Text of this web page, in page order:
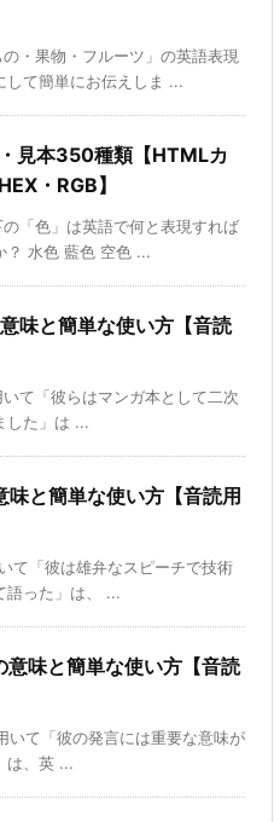
・果物・フルーツ」の英語表現
して簡単にお伝えしま ...
見本350種類【HTMLカ
・RGB】
「色」は英語で何と表現すれば
？ 水色 藍色 空色 ...
味と簡単な使い方【音読
て「彼らはマンガ本として二次
した」は ...
と簡単な使い方【音読用
て「彼は雄弁なスピーチで技術
語った」は、 ...
味と簡単な使い方【音読
いて「彼の発言には重要な意味が
は、英 ...